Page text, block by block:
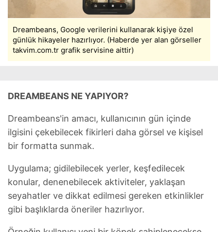
Dreambeans, Google verilerini kullanarak kişiye özel
günlük hikayeler hazırlıyor. (Haberde yer alan görseller
takvim.com.tr grafik servisine aittir)
DREAMBEANS NE YAPIYOR?
Dreambeans'in amacı, kullanıcının gün içinde
ilgisini çekebilecek fikirleri daha görsel ve kişisel
bir formatta sunmak.
Uygulama; gidilebilecek yerler, keşfedilecek
konular, denenebilecek aktiviteler, yaklaşan
seyahatler ve dikkat edilmesi gereken etkinlikler
gibi başlıklarda öneriler hazırlıyor.